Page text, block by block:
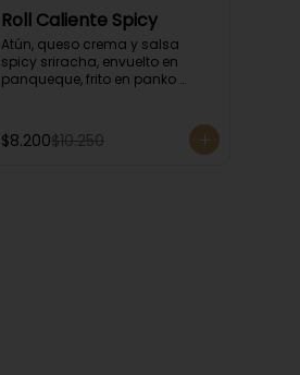
Roll Caliente Spicy
Atún, queso crema y salsa
spicy sriracha, envuelto en
panqueque, frito en panko
salsa de soya y unagi.
$8.200$10.250